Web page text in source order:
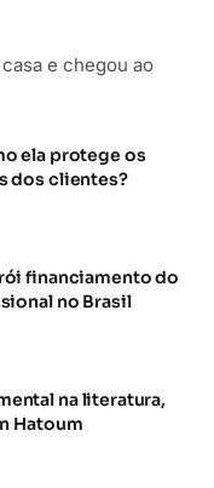
e chegou ao
ela protege os
dos clientes?
financiamento do
no Brasil
na literatura,
Hatoum